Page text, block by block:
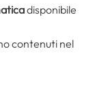
disponibile
contenuti nel